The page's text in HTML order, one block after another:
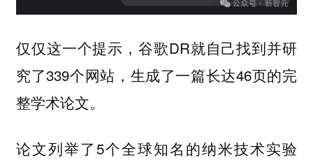
仅仅这一个提示，谷歌DR就自己找到并研
究了339个网站，生成了一篇长达46页的完
整学术论文。
论文列举了5个全球知名的纳米技术实验